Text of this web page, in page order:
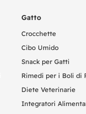
Gatto
Crocchette
Cibo Umido
Snack per Gatti
Rimedi per i Boli di
Diete Veterinarie
Integratori